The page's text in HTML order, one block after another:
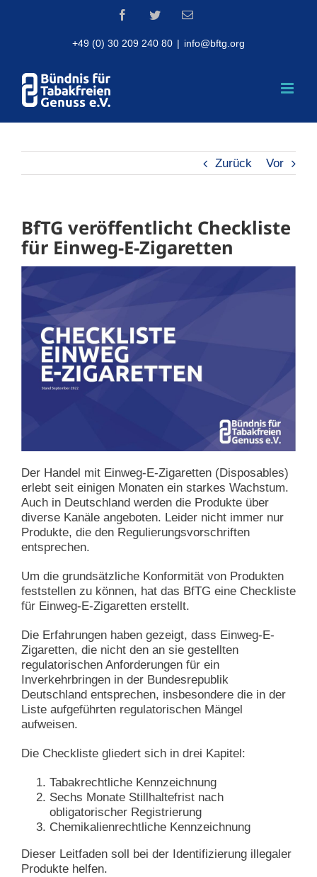
FacebookTwitterEmail
+49 (0) 30 209 240 80 | info@bftg.org
Zurück Vor
BfTG veröffentlicht Checkliste
für Einweg-E-Zigaretten
Der Handel mit Einweg-E-Zigaretten (Disposables)
erlebt seit einigen Monaten ein starkes Wachstum.
Auch in Deutschland werden die Produkte über
diverse Kanäle angeboten. Leider nicht immer nur
Produkte, die den Regulierungsvorschriften
entsprechen.
Um die grundsätzliche Konformität von Produkten
feststellen zu können, hat das BfTG eine Checkliste
für Einweg-E-Zigaretten erstellt.
Die Erfahrungen haben gezeigt, dass Einweg-E-
Zigaretten, die nicht den an sie gestellten
regulatorischen Anforderungen für ein
Inverkehrbringen in der Bundesrepublik
Deutschland entsprechen, insbesondere die in der
Liste aufgeführten regulatorischen Mängel
aufweisen.
Die Checkliste gliedert sich in drei Kapitel:
Tabakrechtliche Kennzeichnung
Sechs Monate Stillhaltefrist nach
obligatorischer Registrierung
Chemikalienrechtliche Kennzeichnung
Dieser Leitfaden soll bei der Identifizierung illegaler
Produkte helfen.